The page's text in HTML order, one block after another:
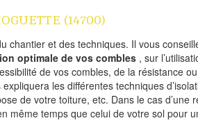
(14700)
chantier et des techniques. Il vous
optimale de vos combles , sur
de vos combles, de la résistance
les différentes techniques
de votre toiture, etc. Dans le cas d’une
même temps que celui de votre sol pour